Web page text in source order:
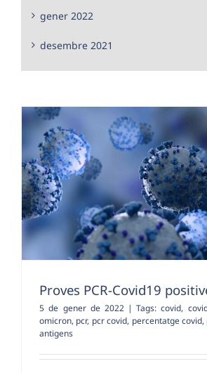
Proves PCR-Covid19
5 de gener de 2022 | Tags:covid,
omicron, pcr, pcr covid, percentatge covid,
antigens
gener 2022
desembre 2021